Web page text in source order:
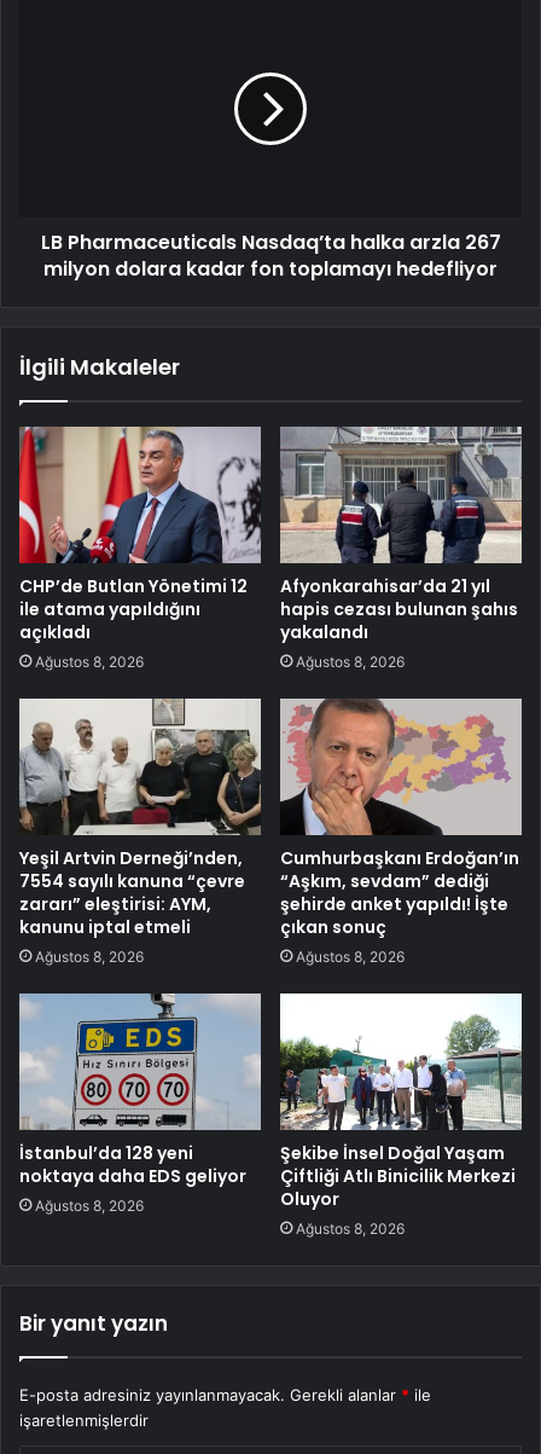
LB Pharmaceuticals Nasdaq’ta halka arzla 267
milyon dolara kadar fon toplamayı hedefliyor
İlgili Makaleler
CHP’de Butlan Yönetimi 12
ile atama yapıldığını
açıkladı
Ağustos 8, 2026
Afyonkarahisar’da 21 yıl
hapis cezası bulunan şahıs
yakalandı
Ağustos 8, 2026
Yeşil Artvin Derneği’nden,
7554 sayılı kanuna “çevre
zararı” eleştirisi: AYM,
kanunu iptal etmeli
Ağustos 8, 2026
Cumhurbaşkanı Erdoğan’ın
“Aşkım, sevdam” dediği
şehirde anket yapıldı! İşte
çıkan sonuç
Ağustos 8, 2026
İstanbul’da 128 yeni
noktaya daha EDS geliyor
Ağustos 8, 2026
Şekibe İnsel Doğal Yaşam
Çiftliği Atlı Binicilik Merkezi
Oluyor
Ağustos 8, 2026
Bir yanıt yazın
E-posta adresiniz yayınlanmayacak. Gerekli alanlar * ile
işaretlenmişlerdir